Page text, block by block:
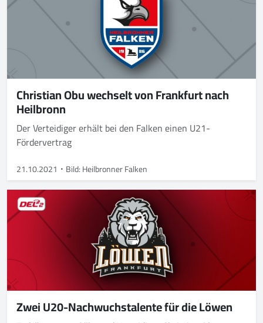
Christian Obu wechselt von Frankfurt nach
Heilbronn
Der Verteidiger erhält bei den Falken einen U21-
Fördervertrag
21.10.2021 Bild: Heilbronner Falken
Zwei U20-Nachwuchstalente für die Löwen